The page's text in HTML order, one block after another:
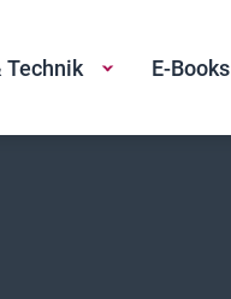
Technik E-Books